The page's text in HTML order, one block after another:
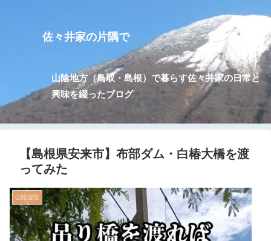
佐々井家の片隅で
山陰地方（鳥取・島根）で暮らす佐々井家の日常と
興味を綴ったブログ
【島根県安来市】布部ダム・白椿大橋を渡
ってみた
山陰遊覧